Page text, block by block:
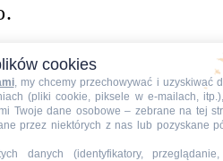
cookies
, my chcemy przechowywać i uzyskiwać
(pliki cookie, piksele w e-mailach,
Twoje dane osobowe – zebrane na tej
przez niektórych z nas lub pozyskane
danych (identyfikatory,